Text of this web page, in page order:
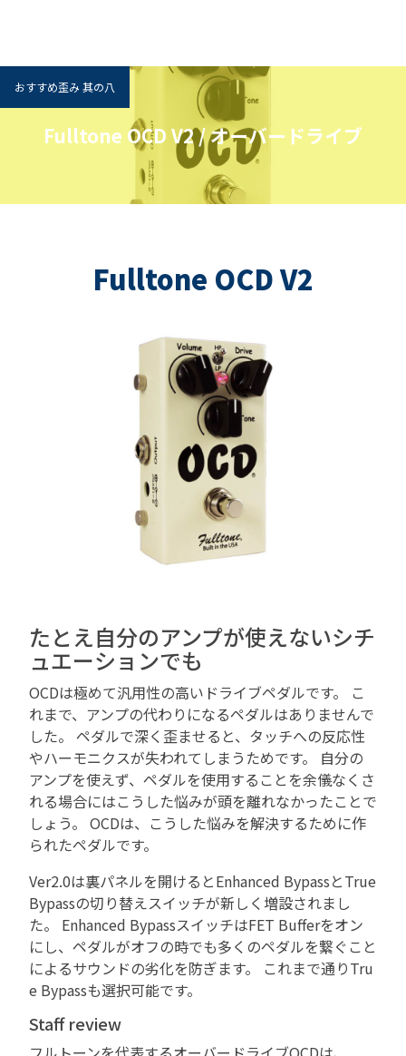
おすすめ歪み 其の八
Fulltone OCD V2 / オーバードライブ
Fulltone OCD V2
たとえ自分のアンプが使えないシチ
ュエーションでも
OCDは極めて汎用性の高いドライブペダルです。 こ
れまで、アンプの代わりになるペダルはありませんで
した。 ペダルで深く歪ませると、タッチへの反応性
やハーモニクスが失われてしまうためです。 自分の
アンプを使えず、ペダルを使用することを余儀なくさ
れる場合にはこうした悩みが頭を離れなかったことで
しょう。 OCDは、こうした悩みを解決するために作
られたペダルです。
Ver2.0は裏パネルを開けるとEnhanced BypassとTrue
Bypassの切り替えスイッチが新しく増設されまし
た。 Enhanced BypassスイッチはFET Bufferをオン
にし、ペダルがオフの時でも多くのペダルを繋ぐこと
によるサウンドの劣化を防ぎます。 これまで通りTru
e Bypassも選択可能です。
Staff review